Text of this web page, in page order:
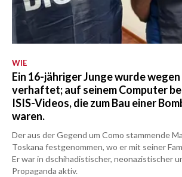
WIE
Ein 16-jähriger Junge wurde
verhaftet; auf seinem Computer
ISIS-Videos, die zum Bau einer
waren.
Der aus der Gegend um Como stammende
Toskana festgenommen, wo er mit seiner
Er war in dschihadistischer, neonazistischer
Propaganda aktiv.